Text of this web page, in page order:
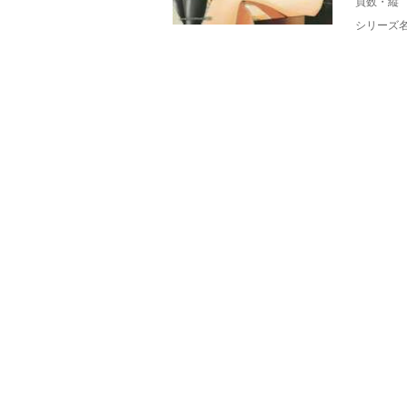
シリーズ名